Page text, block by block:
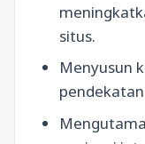
situs.
Menyusun